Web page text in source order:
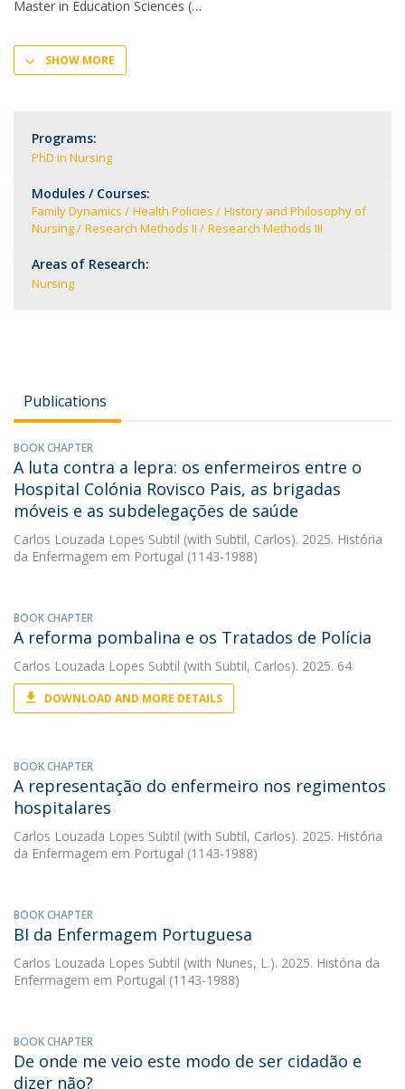
Master in Education Sciences (
SHOW MORE
Programs:
PhD in Nursing
Modules / Courses:
Family Dynamics Health Policies
History and Philosophy of
Nursing
Research Methods II Research Methods III
Areas of Research:
Nursing
Publications
BOOK CHAPTER
A luta contra a lepra: os enfermeiros entre o
Hospital Colónia Rovisco Pais, as brigadas
móveis e as subdelegações de saúde
Carlos Louzada Lopes Subtil (with Subtil, Carlos). 2025. História
da Enfermagem em Portugal (1143-1988)
BOOK CHAPTER
A reforma pombalina e os Tratados de Polícia
Carlos Louzada Lopes Subtil (with Subtil, Carlos). 2025. 64
DOWNLOAD AND MORE DETAILS
BOOK CHAPTER
A representação do enfermeiro nos regimentos
hospitalares
Carlos Louzada Lopes Subtil (with Subtil, Carlos). 2025. História
da Enfermagem em Portugal (1143-1988)
BOOK CHAPTER
BI da Enfermagem Portuguesa
Carlos Louzada Lopes Subtil (with Nunes, L.). 2025. História da
Enfermagem em Portugal (1143-1988)
BOOK CHAPTER
De onde me veio este modo de ser cidadão e
dizer não?